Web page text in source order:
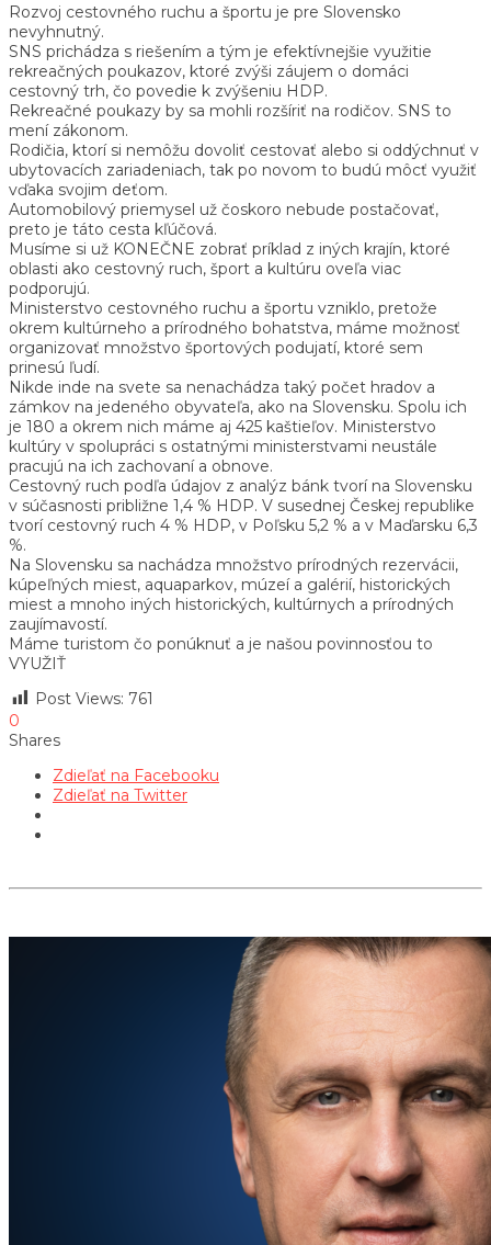
Rozvoj cestovného ruchu a športu je pre Slovensko
nevyhnutný.
SNS prichádza s riešením a tým je efektívnejšie využitie
rekreačných poukazov, ktoré zvýši záujem o domáci
cestovný trh, čo povedie k zvýšeniu HDP.
Rekreačné poukazy by sa mohli rozšíriť na rodičov. SNS to
mení zákonom.
Rodičia, ktorí si nemôžu dovoliť cestovať alebo si oddýchnuť v
ubytovacích zariadeniach, tak po novom to budú môcť využiť
vďaka svojim deťom.
Automobilový priemysel už čoskoro nebude postačovať,
preto je táto cesta kľúčová.
Musíme si už KONEČNE zobrať príklad z iných krajín, ktoré
oblasti ako cestovný ruch, šport a kultúru oveľa viac
podporujú.
Ministerstvo cestovného ruchu a športu vzniklo, pretože
okrem kultúrneho a prírodného bohatstva, máme možnosť
organizovať množstvo športových podujatí, ktoré sem
prinesú ľudí.
Nikde inde na svete sa nenachádza taký počet hradov a
zámkov na jedeného obyvateľa, ako na Slovensku. Spolu ich
je 180 a okrem nich máme aj 425 kaštieľov. Ministerstvo
kultúry v spolupráci s ostatnými ministerstvami neustále
pracujú na ich zachovaní a obnove.
Cestovný ruch podľa údajov z analýz bánk tvorí na Slovensku
v súčasnosti približne 1,4 % HDP. V susednej Českej republike
tvorí cestovný ruch 4 % HDP, v Poľsku 5,2 % a v Maďarsku 6,3
%.
Na Slovensku sa nachádza množstvo prírodných rezervácii,
kúpeľných miest, aquaparkov, múzeí a galérií, historických
miest a mnoho iných historických, kultúrnych a prírodných
zaujímavostí.
Máme turistom čo ponúknuť a je našou povinnosťou to
VYUŽIŤ
Post Views: 761
0
Shares
Zdieľať na Facebooku
Zdieľať na Twitter